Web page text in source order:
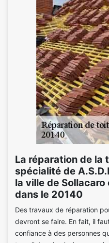
La réparation de la
spécialité de
la ville de
dans le 20140
Des travaux de réparation
devront se faire. En fait, il
confiance à des personnes